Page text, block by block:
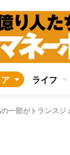
ライフ